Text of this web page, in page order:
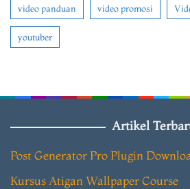
video panduan video promosi
youtuber
Artikel
Post Generator Pro Plugin
Kursus Atigan Wallpaper Course